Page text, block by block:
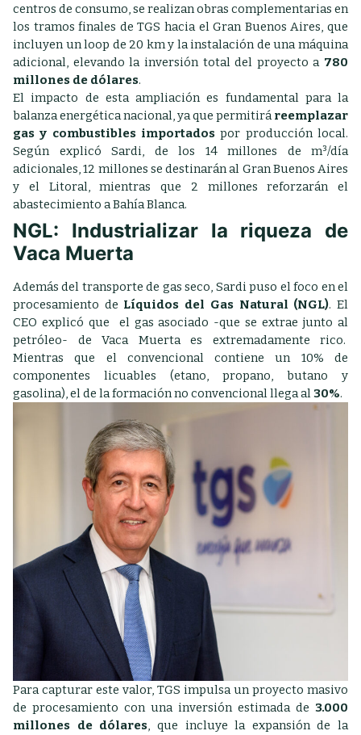
centros de consumo, se realizan obras complementarias en
los tramos finales de TGS hacia el Gran Buenos Aires, que
incluyen un loop de 20 km y la instalación de una máquina
adicional, elevando la inversión total del proyecto a 780
millones de dólares.
El impacto de esta ampliación es fundamental para la
balanza energética nacional, ya que permitiráreemplazar
gas y combustibles importados por producción local.
Según explicó Sardi, de los 14 millones de m³/día
adicionales, 12 millones se destinarán al Gran Buenos Aires
y el Litoral, mientras que 2 millones reforzarán el
abastecimiento a Bahía Blanca.
NGL: Industrializar la riqueza de
Vaca Muerta
Además del transporte de gas seco, Sardi puso el foco en el
procesamiento de Líquidos del Gas Natural (NGL). El
CEO explicó que el gas asociado -que se extrae junto al
petróleo- de Vaca Muerta es extremadamente rico.
Mientras que el convencional contiene un 10% de
componentes licuables (etano, propano, butano y
gasolina), el de la formación no convencional llega al30%.
Para capturar este valor, TGS impulsa un proyecto masivo
de procesamiento con una inversión estimada de 3.000
millones de dólares, que incluye la expansión de la